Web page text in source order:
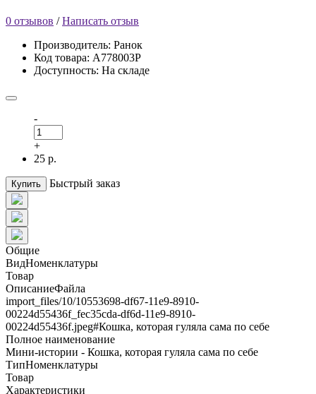
0 отзывов /Написать отзыв
Производитель: Ранок
Код товара: А778003Р
Доступность: На складе
-
+
25 р.
Купить Быстрый заказ
Общие
ВидНоменклатуры
Товар
ОписаниеФайла
import_files/10/10553698-df67-11e9-8910-
00224d55436f_fec35cda-df6d-11e9-8910-
00224d55436f.jpeg#Кошка, которая гуляла сама по себе
Полное наименование
Мини-истории - Кошка, которая гуляла сама по себе
ТипНоменклатуры
Товар
Характеристики